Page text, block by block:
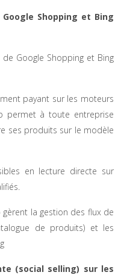
Shopping et Bing
Google Shopping et Bing
payant sur les moteurs
permet à toute entreprise
ses produits sur le modèle
en lecture directe sur
la gestion des flux de
de produits) et les
(social selling) sur les